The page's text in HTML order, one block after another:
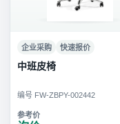
企业采购 快速报价
中班皮椅
编号 FW-ZBPY-002442